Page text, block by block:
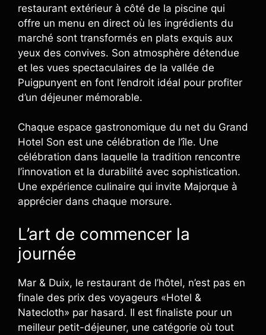
restaurant extérieur à côté de la piscine qui
offre un menu en direct où les ingrédients du
marché sont transformés en plats exquis aux
yeux des convives. Son atmosphère détendue
et les vues spectaculaires de la vallée de
Puigpunyent en font l’endroit idéal pour profiter
d’un déjeuner mémorable.
Chaque espace gastronomique du net du Grand
Hotel Son est une célébration de l’île. Une
célébration dans laquelle la tradition rencontre
l’innovation et la durabilité avec sophistication.
Une expérience culinaire qui invite Majorque à
apprécier dans chaque morsure.
L’art de commencer la
journée
Mar & Duix, le restaurant de l’hôtel, n’est pas en
finale des prix des voyageurs «Hotel &
Natecloth» par hasard. Il est finaliste pour un
meilleur petit-déjeuner, une catégorie où tout